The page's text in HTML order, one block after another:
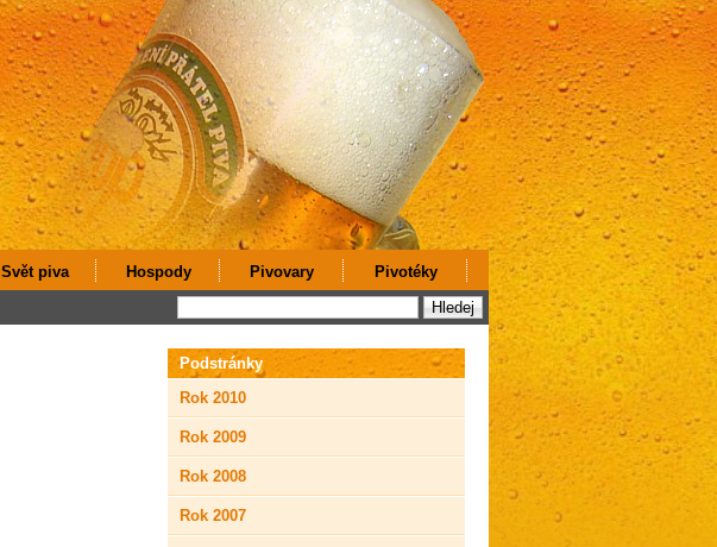
Svět piva Hospody Pivovary Pivotéky
Podstránky
Rok 2010
Rok 2009
Rok 2008
Rok 2007